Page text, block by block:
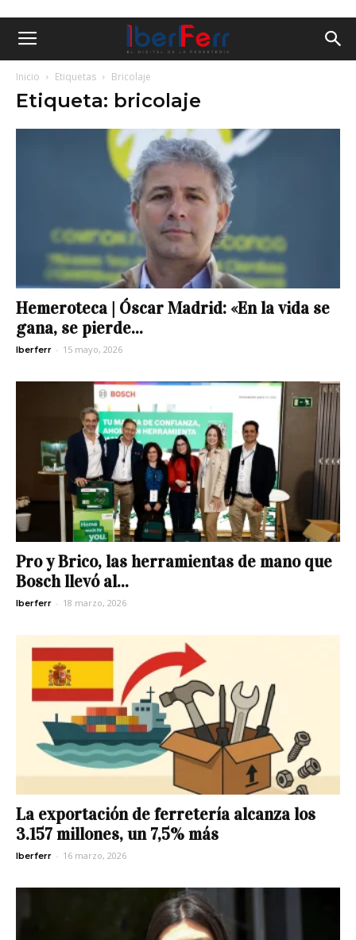
Inicio Etiquetas Bricolaje
Etiqueta: bricolaje
Hemeroteca | Óscar Madrid: «En la vida se
gana, se pierde...
Iberferr - 15 mayo, 2026
Pro y Brico, las herramientas de mano que
Bosch llevó al...
Iberferr - 18 marzo, 2026
La exportación de ferretería alcanza los
3.157 millones, un 7,5% más
Iberferr - 16 marzo, 2026